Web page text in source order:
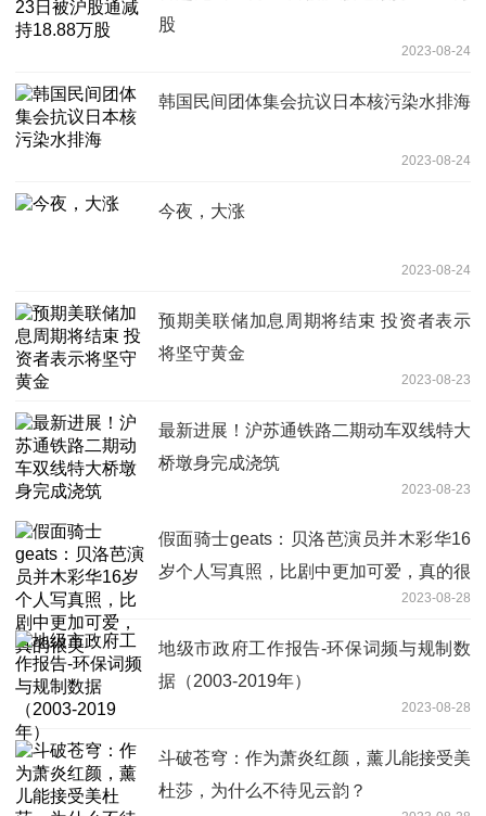
股
2023-08-24
韩国民间团体集会抗议日本核污染水排海
2023-08-24
今夜，大涨
2023-08-24
预期美联储加息周期将结束 投资者表示
将坚守黄金
2023-08-23
最新进展！沪苏通铁路二期动车双线特大
桥墩身完成浇筑
2023-08-23
假面骑士geats：贝洛芭演员并木彩华16
岁个人写真照，比剧中更加可爱，真的很
2023-08-28
地级市政府工作报告-环保词频与规制数
据（2003-2019年）
2023-08-28
斗破苍穹：作为萧炎红颜，薰儿能接受美
杜莎，为什么不待见云韵？